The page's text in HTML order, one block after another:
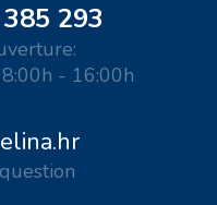
293
- 16:00h